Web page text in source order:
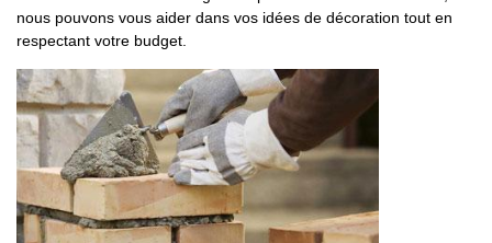
nous pouvons vous aider dans vos idées de décoration tout en
respectant votre budget.